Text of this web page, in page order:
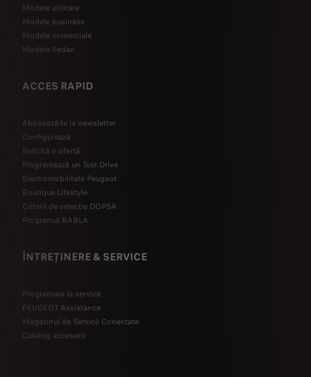
Modele utilitare
Modele business
Modele comerciale
Modele Sedan
ACCES RAPID
Abonează-te la newsletter
Configurează
Solicită o ofertă
Programează un Test Drive
Electromobilitate Peugeot
Boutique Lifestyle
Criterii de selecție DOPSA
Programul RABLA
ÎNTREȚINERE & SERVICE
Programare la service
PEUGEOT Assistance
Magazinul de Servicii Conectate
Catalog accesorii